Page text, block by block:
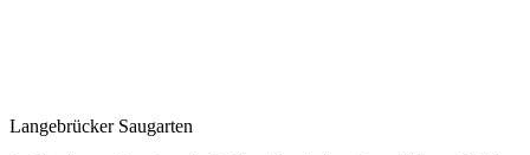
Langebrücker Saugarten